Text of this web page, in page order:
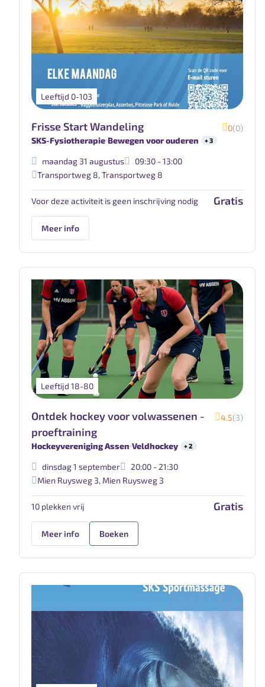
Leeftijd 0-103
Frisse Start Wandeling 0(0)
SKS-Fysiotherapie Bewegen voor ouderen + 3
maandag 31 augustus
09:30 - 13:00
Transportweg 8, Transportweg 8
Voor deze activiteit is geen inschrijving nodig Gratis
Meer info
Leeftijd 18-80
Ontdek hockey voor volwassenen -
proeftraining
4.5(3)
Hockeyvereniging Assen Veldhockey + 2
dinsdag 1 september
20:00 - 21:30
Mien Ruysweg 3, Mien Ruysweg 3
10 plekken vrij Gratis
Meer info Boeken